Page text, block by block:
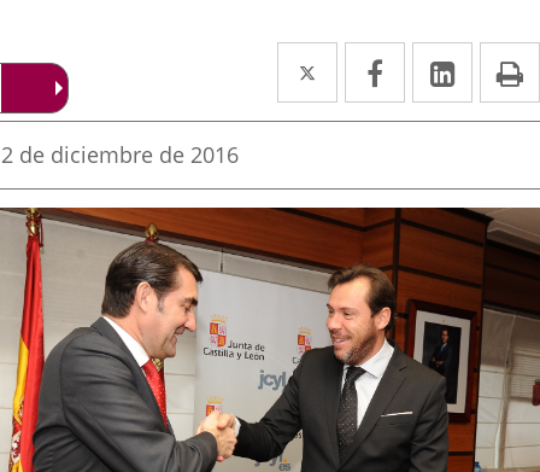
Twitter
Enlace
a
aplicación
externa.
Facebook
Enlace
a
aplicación
externa.
Enlace
a
Fecha
la
noticia
2 de diciembre de 2016